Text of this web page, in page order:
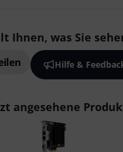
Ihnen, was Sie
Hilfe &
angesehene